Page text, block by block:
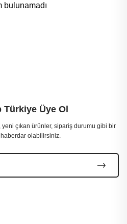
bulunamadı
Türkiye Üye Ol
çıkan ürünler, sipariş durumu gibi bir
olabilirsiniz.